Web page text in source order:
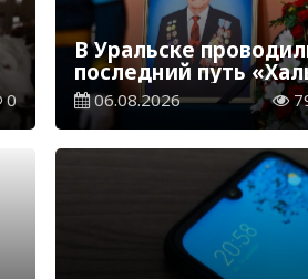
0
В Уральске
последний путь
Қаһарманы» Ивана
Степановича Гапича
06.08.2026